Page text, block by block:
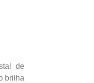
de
brilha